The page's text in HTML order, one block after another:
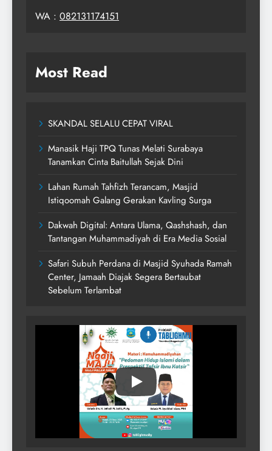
WA : 082131174151
Most Read
SKANDAL SELALU CEPAT VIRAL
Manasik Haji TPQ Tunas Melati Surabaya
Tanamkan Cinta Baitullah Sejak Dini
Lahan Rumah Tahfizh Terancam, Masjid
Istiqoomah Galang Gerakan Kavling Surga
Dakwah Digital: Antara Ulama, Qashshash, dan
Tantangan Muhammadiyah di Era Media Sosial
Safari Subuh Perdana di Masjid Syuhada Ramah
Center, Jamaah Diajak Segera Bertaubat
Sebelum Terlambat